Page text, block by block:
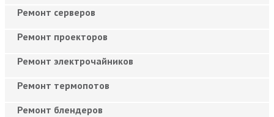
Ремонт серверов
Ремонт проекторов
Ремонт электрочайников
Ремонт термопотов
Ремонт блендеров